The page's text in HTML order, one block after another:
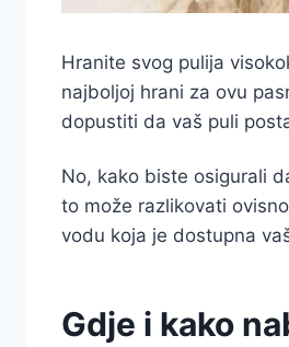
Hranite svog pulija
najboljoj hrani za ovu
dopustiti da vaš puli
No, kako biste osigurali
to može razlikovati
vodu koja je dostupna
Gdje i kako